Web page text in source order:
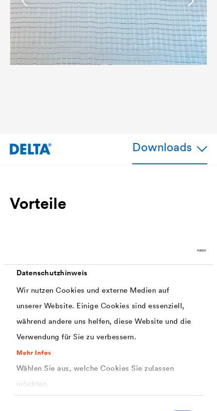
Datenschutzhinweis
Wir nutzen Cookies und externe Medien auf
unserer Website. Einige Cookies sind essenziell,
während andere uns helfen, diese Website und die
Verwendung für Sie zu verbessern.
Mehr Infos
Wählen Sie aus, welche Cookies Sie zulassen
möchten.
Downloads
Vorteile
Durch die Gitterverstärkung bietet
L eine höhere Reissfestigkeit
Leichte Handhabung
Zuschnitt mit Schere oder Cuttermesser,
Befestigung je nach Untergrund durch Nagel,
Schrauben oder Klemmen mit geeigneten
Profilen/Latten.